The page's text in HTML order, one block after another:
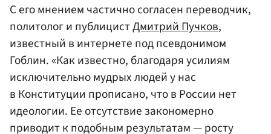
С его мнением частично согласен переводчик,
политолог и публицистДмитрий Пучков,
известный в интернете под псевдонимом
Гоблин. «Как известно, благодаря усилиям
исключительно мудрых людей у нас
в Конституции прописано, что в России нет
идеологии. Ее отсутствие закономерно
приводит к подобным результатам — росту